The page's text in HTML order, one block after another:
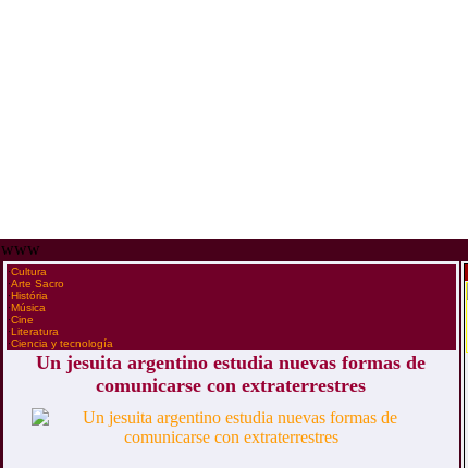
www
·Cultura
·Arte Sacro
·História
·Música
·Cine
·Literatura
·Ciencia y tecnología
Un jesuita argentino estudia nuevas formas de
comunicarse con extraterrestres